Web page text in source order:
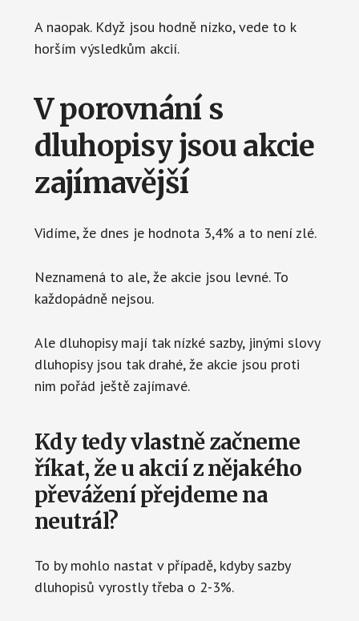
A naopak. Když jsou hodně nízko, vede to k
horším výsledkům akcií.
V porovnání s
dluhopisy jsou akcie
zajímavější
Vidíme, že dnes je hodnota 3,4% a to není zlé.
Neznamená to ale, že akcie jsou levné. To
každopádně nejsou.
Ale dluhopisy mají tak nízké sazby, jinými slovy
dluhopisy jsou tak drahé, že akcie jsou proti
nim pořád ještě zajímavé.
Kdy tedy vlastně začneme
říkat, že u akcií z nějakého
převážení přejdeme na
neutrál?
To by mohlo nastat v případě, kdyby sazby
dluhopisů vyrostly třeba o 2-3%.